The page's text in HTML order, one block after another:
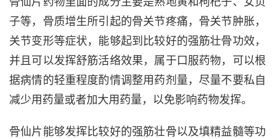
子等，骨质增生所引起的骨关节疼痛，骨关节肿胀，
关节变形等症状，能够起到比较好的强筋壮骨功效，
并且可以发挥舒筋活络效果，属于口服药物，可以根
据病情的轻重程度酌情调整用药剂量，尽量不要私自
减少用药量或者加大用药量，以免影响药物发挥。
骨仙片能够发挥比较好的强筋壮骨以及填精益髓等功